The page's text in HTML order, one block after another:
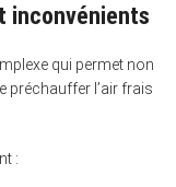
inconvénients
qui permet non
préchauffer l’air frais
: